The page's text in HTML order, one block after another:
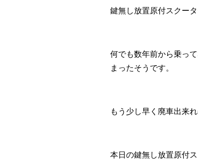
鍵無し放置原付スクー
何でも数年前から乗っ
まったそうです。
もう少し早く廃車出来
本日の鍵無し放置原付